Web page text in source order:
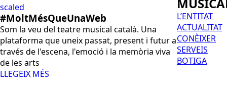
#MoltMésQueUnaWeb
Som la veu del teatre musical català. Una
plataforma que uneix passat, present i futur a
través de l'escena, l'emoció i la memòria viva
de les arts
L’ENTITAT
ACTUALITAT
CONÈIXER
SERVEIS
BOTIGA
LLEGEIX MÉS